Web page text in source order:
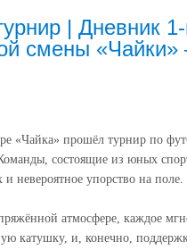
| Дневник
смены
«Чайка» прошёл турнир по
состоящие из юных
невероятное упорство на поле.
атмосфере, каждое
катушку, и, конечно,